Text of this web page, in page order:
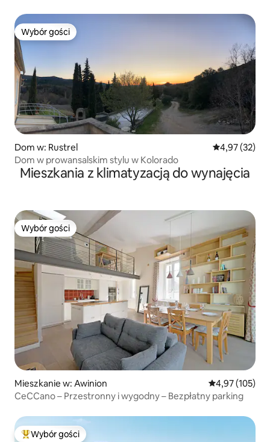
Wybór gości
Wybór gości
Dom w: Rustrel Średnia
4,97 (32)
Dom w prowansalskim stylu w Kolorado
Mieszkania z klimatyzacją do wynajęcia
Wybór gości
Wybór gości
Mieszkanie w: Awinion Średnia
4,97 (105)
CeCCano – Przestronny i wygodny – Bezpłatny parking
Najpopularniejsze z kategorii Wybór gości
Wybór gości